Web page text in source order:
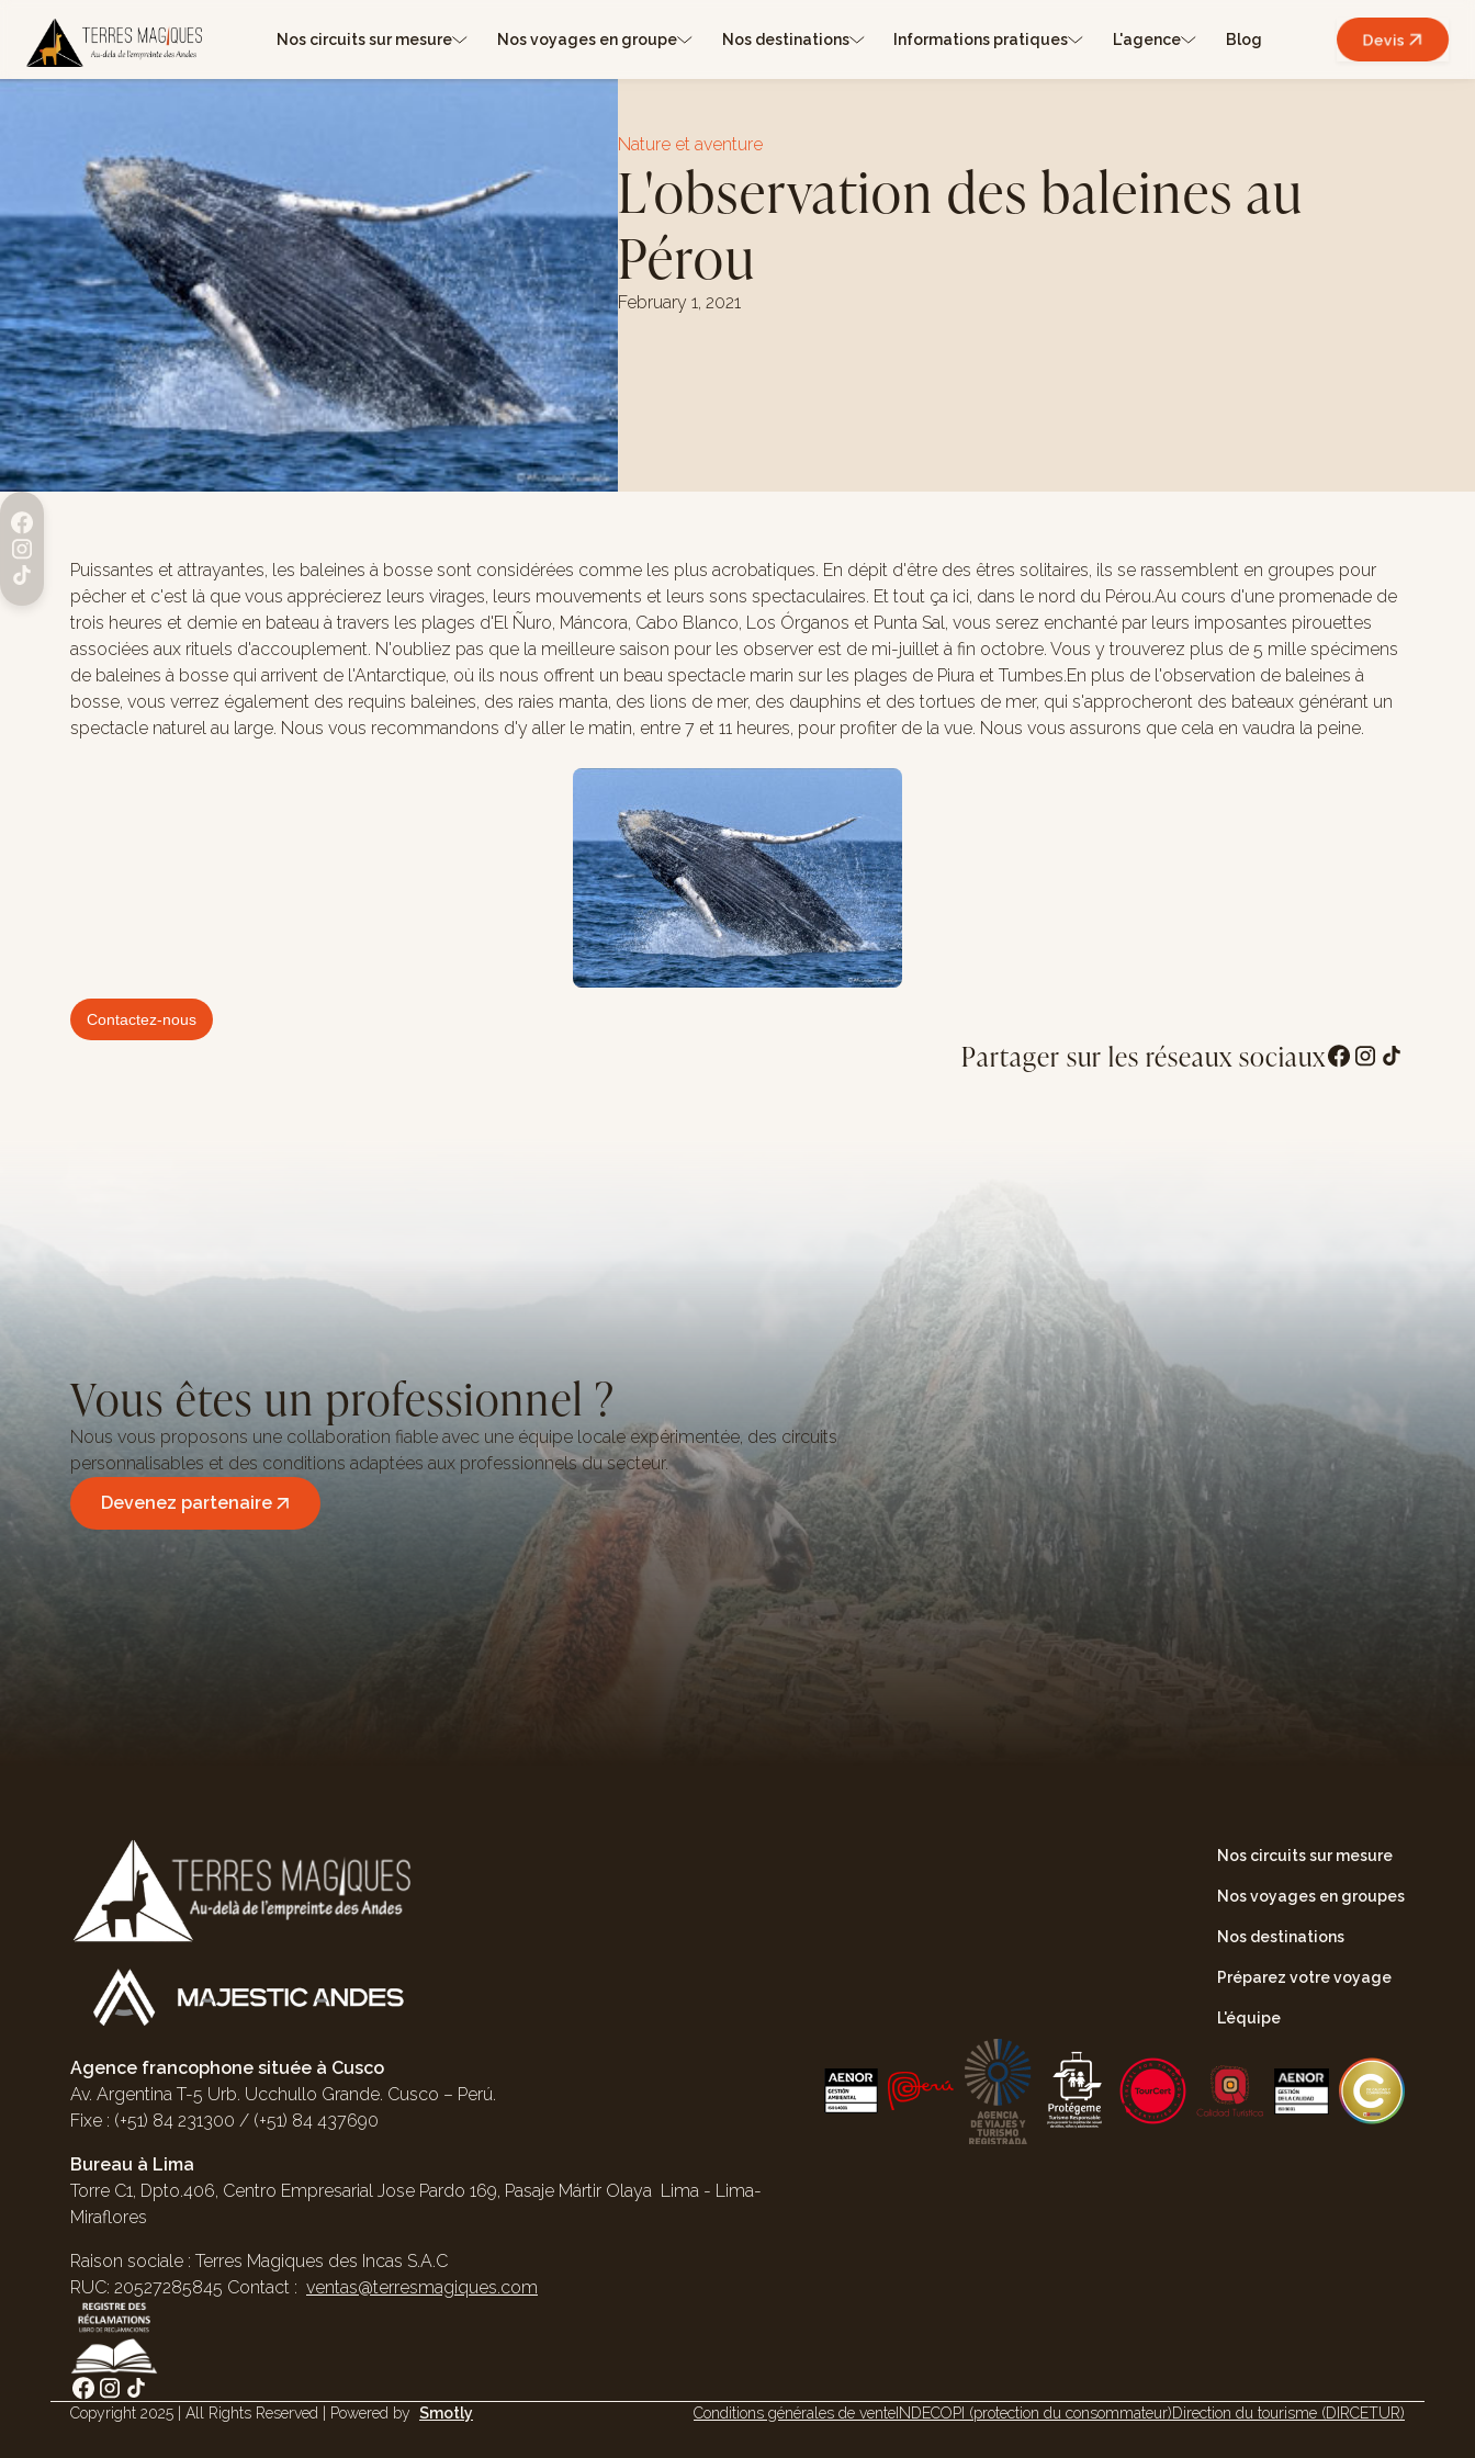
Nos circuits sur mesure Nos voyages en groupe Nos destinations Informations pratiques L'agence Blog Devis
Nature et aventure
L'observation des baleines au
Pérou
February 1, 2021
Puissantes et attrayantes, les baleines à bosse sont considérées comme les plus acrobatiques. En dépit d'être des êtres solitaires, ils se rassemblent en groupes pour
pêcher et c'est là que vous apprécierez leurs virages, leurs mouvements et leurs sons spectaculaires. Et tout ça ici, dans le nord du Pérou.Au cours d'une promenade de
trois heures et demie en bateau à travers les plages d'El Ñuro, Máncora, Cabo Blanco, Los Órganos et Punta Sal, vous serez enchanté par leurs imposantes pirouettes
associées aux rituels d'accouplement. N'oubliez pas que la meilleure saison pour les observer est de mi-juillet à fin octobre. Vous y trouverez plus de 5 mille spécimens
de baleines à bosse qui arrivent de l'Antarctique, où ils nous offrent un beau spectacle marin sur les plages de Piura et Tumbes.En plus de l'observation de baleines à
bosse, vous verrez également des requins baleines, des raies manta, des lions de mer, des dauphins et des tortues de mer, qui s'approcheront des bateaux générant un
spectacle naturel au large. Nous vous recommandons d'y aller le matin, entre 7 et 11 heures, pour profiter de la vue. Nous vous assurons que cela en vaudra la peine.
Contactez-nous
Partager sur les réseaux sociaux
Vous êtes un professionnel ?
Nous vous proposons une collaboration fiable avec une équipe locale expérimentée, des circuits
personnalisables et des conditions adaptées aux professionnels du secteur.
Devenez partenaire
Agence francophone située à Cusco
Av. Argentina T-5 Urb. Ucchullo Grande. Cusco – Perú.
Fixe : (+51) 84 231300 / (+51) 84 437690
Bureau à Lima
Torre C1, Dpto.406, Centro Empresarial Jose Pardo 169, Pasaje Mártir Olaya Lima - Lima-
Miraflores
Raison sociale : Terres Magiques des Incas S.A.C
RUC: 20527285845 Contact : ventas@terresmagiques.com
Nos circuits sur mesure
Nos voyages en groupes
Nos destinations
Préparez votre voyage
L'équipe
Copyright 2025 | All Rights Reserved | Powered by Smotly Conditions générales de vente INDECOPI (protection du consommateur)Direction du tourisme (DIRCETUR)